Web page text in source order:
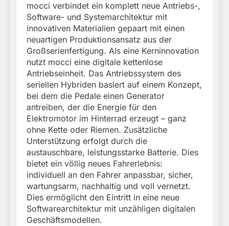
mocci verbindet ein komplett neue Antriebs-,
Software- und Systemarchitektur mit
innovativen Materialien gepaart mit einen
neuartigen Produktionsansatz aus der
Großserienfertigung. Als eine Kerninnovation
nutzt mocci eine digitale kettenlose
Antriebseinheit. Das Antriebssystem des
seriellen Hybriden basiert auf einem Konzept,
bei dem die Pedale einen Generator
antreiben, der die Energie für den
Elektromotor im Hinterrad erzeugt – ganz
ohne Kette oder Riemen. Zusätzliche
Unterstützung erfolgt durch die
austauschbare, leistungsstarke Batterie. Dies
bietet ein völlig neues Fahrerlebnis:
individuell an den Fahrer anpassbar, sicher,
wartungsarm, nachhaltig und voll vernetzt.
Dies ermöglicht den Eintritt in eine neue
Softwarearchitektur mit unzähligen digitalen
Geschäftsmodellen.